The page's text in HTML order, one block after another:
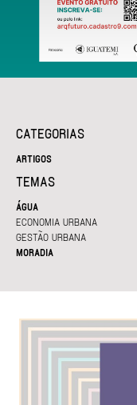
CATEGORIAS
ARTIGOS
TEMAS
ÁGUA
ECONOMIA URBANA
GESTÃO URBANA
MORADIA